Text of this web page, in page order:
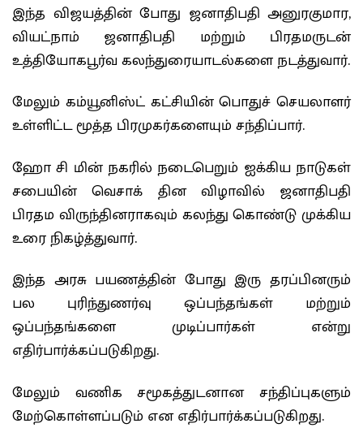
இந்த விஜயத்தின் போது ஜனாதிபதி அனுரகுமார,
வியட்நாம் ஜனாதிபதி மற்றும் பிரதமருடன்
உத்தியோகபூர்வ கலந்துரையாடல்களை நடத்துவார்.
மேலும் கம்யூனிஸ்ட் கட்சியின் பொதுச் செயலாளர்
உள்ளிட்ட மூத்த பிரமுகர்களையும் சந்திப்பார்.
ஹோ சி மின் நகரில் நடைபெறும் ஐக்கிய நாடுகள்
சபையின் வெசாக் தின விழாவில் ஜனாதிபதி
பிரதம விருந்தினராகவும் கலந்து கொண்டு முக்கிய
உரை நிகழ்த்துவார்.
இந்த அரசு பயணத்தின் போது இரு தரப்பினரும்
பல புரிந்துணர்வு ஒப்பந்தங்கள் மற்றும்
ஒப்பந்தங்களை முடிப்பார்கள் என்று
எதிர்பார்க்கப்படுகிறது.
மேலும் வணிக சமூகத்துடனான சந்திப்புகளும்
மேற்கொள்ளப்படும் என எதிர்பார்க்கப்படுகிறது.